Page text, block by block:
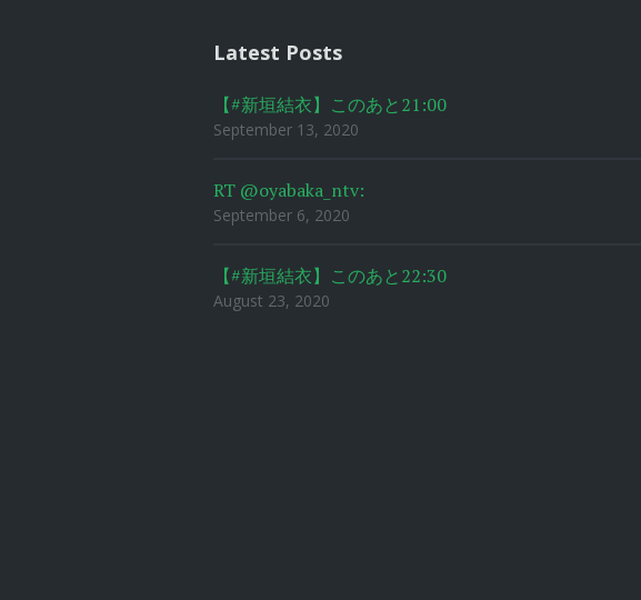
Latest Posts
【#新垣結衣】このあと21:00
September 13, 2020
RT @oyabaka_ntv:
September 6, 2020
【#新垣結衣】このあと22:30
August 23, 2020